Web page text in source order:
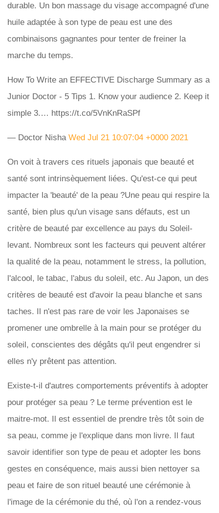
durable. Un bon massage du visage accompagné d'une
huile adaptée à son type de peau est une des
combinaisons gagnantes pour tenter de freiner la
marche du temps.
How To Write an EFFECTIVE Discharge Summary as a
Junior Doctor - 5 Tips 1. Know your audience 2. Keep it
simple 3.… https://t.co/5VnKnRaSPf
— Doctor Nisha Wed Jul 21 10:07:04 +0000 2021
On voit à travers ces rituels japonais que beauté et
santé sont intrinsèquement liées. Qu'est-ce qui peut
impacter la 'beauté' de la peau ?Une peau qui respire la
santé, bien plus qu'un visage sans défauts, est un
critère de beauté par excellence au pays du Soleil-
levant. Nombreux sont les facteurs qui peuvent altérer
la qualité de la peau, notamment le stress, la pollution,
l'alcool, le tabac, l'abus du soleil, etc. Au Japon, un des
critères de beauté est d'avoir la peau blanche et sans
taches. Il n'est pas rare de voir les Japonaises se
promener une ombrelle à la main pour se protéger du
soleil, conscientes des dégâts qu'il peut engendrer si
elles n'y prêtent pas attention.
Existe-t-il d'autres comportements préventifs à adopter
pour protéger sa peau ? Le terme prévention est le
maitre-mot. Il est essentiel de prendre très tôt soin de
sa peau, comme je l'explique dans mon livre. Il faut
savoir identifier son type de peau et adopter les bons
gestes en conséquence, mais aussi bien nettoyer sa
peau et faire de son rituel beauté une cérémonie à
l'image de la cérémonie du thé, où l'on a rendez-vous